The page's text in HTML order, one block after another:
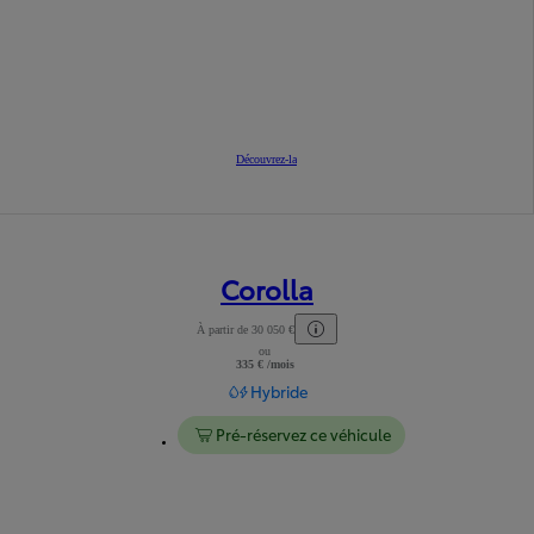
Découvrez-la
Corolla
À partir de 30 050 €
ou
335 € /moisLire les mentions légales
Hybride
Pré-réservez ce véhicule